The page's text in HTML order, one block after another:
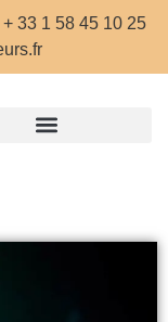
+ 33 1 58 45 10 25